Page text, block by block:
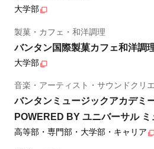
大学部
製菓・カフェ・和洋調理
バンタン国際製菓カフェ和洋調
大学部
音楽・アーティスト・サウンドクリ
バンタンミュージックアカデミ
POWERED BY ユニバーサル ミ
高等部・専門部・大学部・キャリア